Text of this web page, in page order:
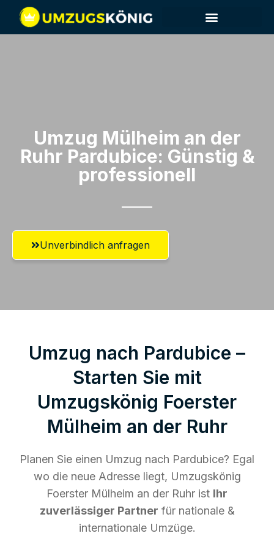
Umzug Mülheim an der
Ruhr​ Pardubice: Günstig &
professionell​
Unverbindlich anfragen
Umzug nach Pardubice –
Starten Sie mit
Umzugskönig Foerster
Mülheim an der Ruhr
Planen Sie einen Umzug nach Pardubice? Egal
wo die neue Adresse liegt, Umzugskönig
Foerster Mülheim an der Ruhr ist Ihr
zuverlässiger Partner für nationale &
internationale Umzüge.